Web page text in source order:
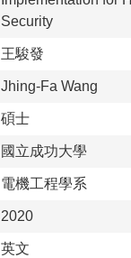
Security
王駿發
Jhing-Fa Wang
碩士
國立成功大學
電機工程學系
2020
英文